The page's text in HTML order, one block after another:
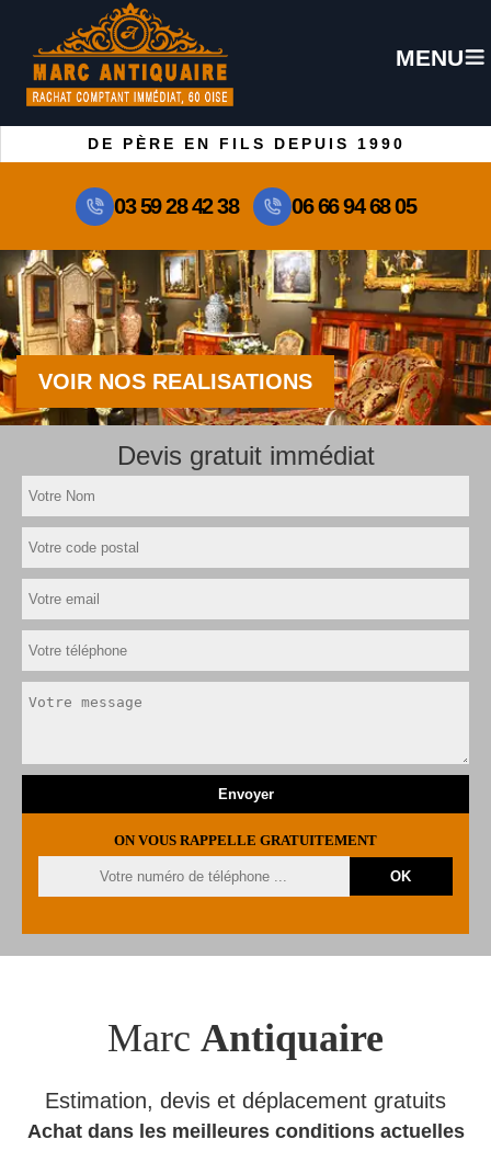
MENU
DE PÈRE EN FILS DEPUIS 1990
03 59 28 42 38 06 66 94 68 05
VOIR NOS REALISATIONS
Devis gratuit immédiat
ON VOUS RAPPELLE GRATUITEMENT
Marc Antiquaire
Estimation, devis et déplacement gratuits
Achat dans les meilleures conditions actuelles